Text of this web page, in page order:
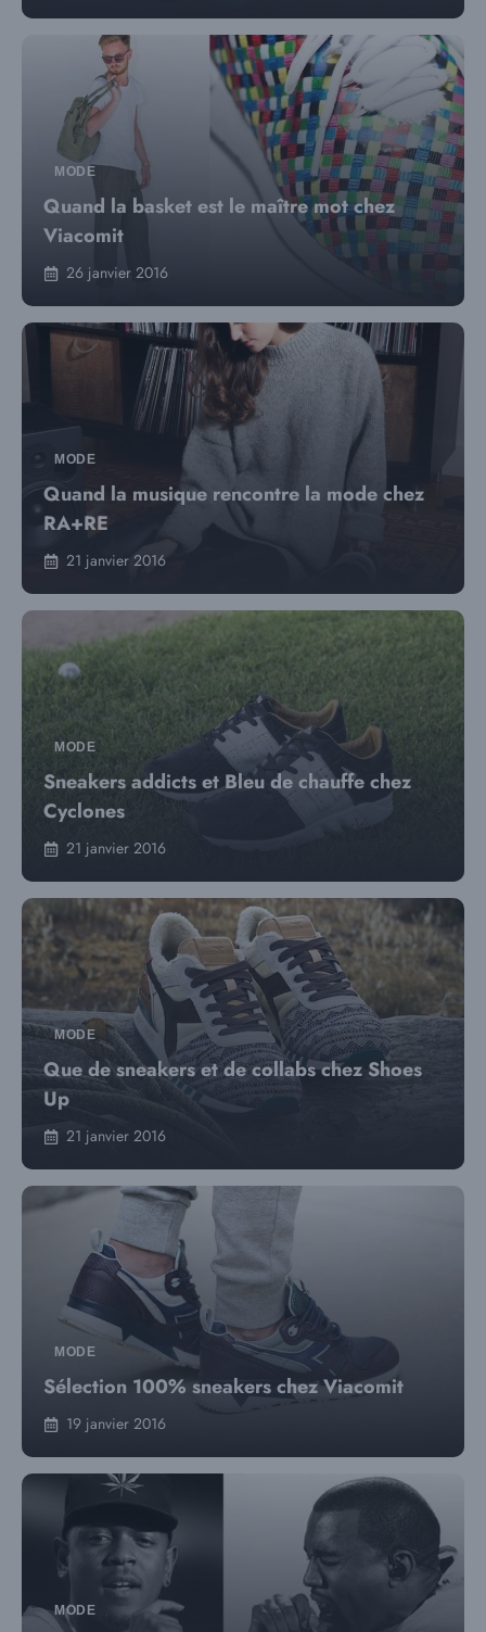
MODE
Quand la basket est le maître mot chez
Viacomit
26 janvier 2016
MODE
Quand la musique rencontre la mode chez
RA+RE
21 janvier 2016
MODE
Sneakers addicts et Bleu de chauffe chez
Cyclones
21 janvier 2016
MODE
Que de sneakers et de collabs chez Shoes
Up
21 janvier 2016
MODE
Sélection 100% sneakers chez Viacomit
19 janvier 2016
MODE